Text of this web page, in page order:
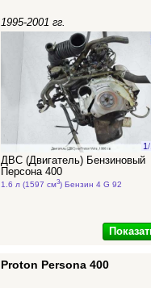
1995-2001 гг.
1/
ДВС (Двигатель) Бензиновый
Персона 400
1.6 л (1597 см3) Бензин 4 G 92
Proton Persona 400